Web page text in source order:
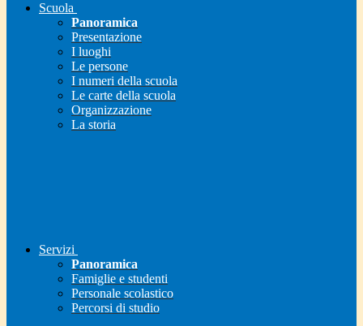
Scuola
Panoramica
Presentazione
I luoghi
Le persone
I numeri della scuola
Le carte della scuola
Organizzazione
La storia
Servizi
Panoramica
Famiglie e studenti
Personale scolastico
Percorsi di studio